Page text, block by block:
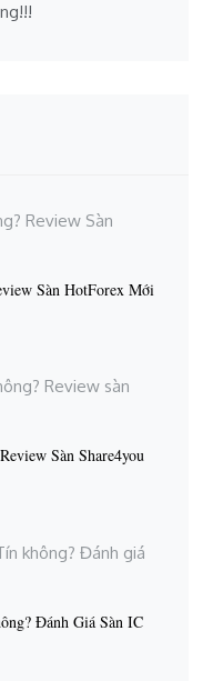
Sàn HotForex Mới
Sàn Share4you
Đánh Giá Sàn IC